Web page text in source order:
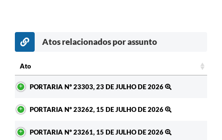
Atos relacionados por assunto
Ato
PORTARIA Nº 23303, 23 DE JULHO DE 2026
PORTARIA Nº 23262, 15 DE JULHO DE 2026
PORTARIA Nº 23261, 15 DE JULHO DE 2026